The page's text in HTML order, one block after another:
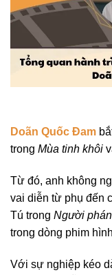
Doãn Quốc Đam
trong Mùa tinh khôi
Từ đó, anh không
vai diễn từ phụ đến
Tú trong Người
trong dòng phim
Với sự nghiệp kéo